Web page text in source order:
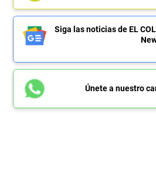
Siga las noticias de EL
Únete a nuestro